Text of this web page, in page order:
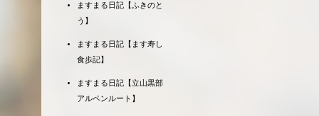
ますまる日記【ふきのと
う】
ますまる日記【ます寿し
食歩記】
ますまる日記【立山黒部
アルペンルート】